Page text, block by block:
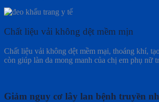
Chất liệu vải không dệt mềm mịn
Chất liệu vải không dệt mềm mại, thoáng khí,
còn giúp làn da mong manh của chị em phụ nữ
Giảm nguy cơ lây lan bệnh truyền